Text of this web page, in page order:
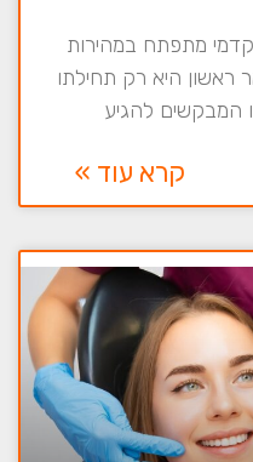
מתפתח במהירות
ראשון היא רק תחילתו
המבקשים להגיע
קרא עוד »